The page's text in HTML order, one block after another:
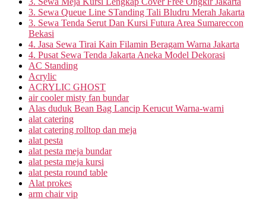
3. Sewa Queue Line STanding Tali Bludru Merah Jakarta
3. Sewa Tenda Serut Dan Kursi Futura Area Sumareccon
Bekasi
4. Jasa Sewa Tirai Kain Filamin Beragam Warna Jakarta
4. Pusat Sewa Tenda Jakarta Aneka Model Dekorasi
AC Standing
Acrylic
ACRYLIC GHOST
air cooler misty fan bundar
Alas duduk Bean Bag Lancip Kerucut Warna-warni
alat catering
alat catering rolltop dan meja
alat pesta
alat pesta meja bundar
alat pesta meja kursi
alat pesta round table
Alat prokes
arm chair vip